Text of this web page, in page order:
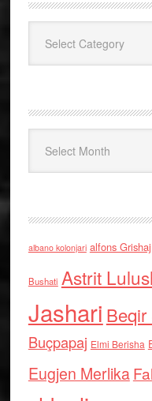
albano kolonjari alfons Grishaj
Bushati Astrit
Jashari Beqir
Buçpapaj Elmi Berisha
Eugjen Merlika